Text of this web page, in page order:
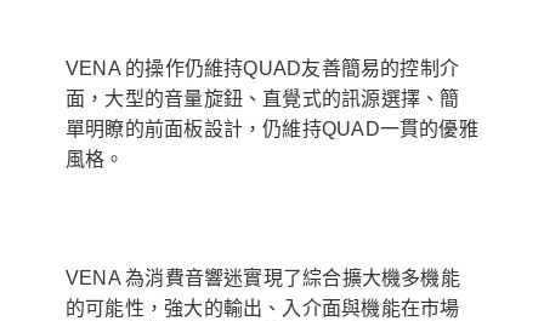
VENA 的操作仍維持QUAD友善簡易的控制介
面，大型的音量旋鈕、直覺式的訊源選擇、簡
單明瞭的前面板設計，仍維持QUAD一貫的優雅
風格。
VENA 為消費音響迷實現了綜合擴大機多機能
的可能性，強大的輸出、入介面與機能在市場